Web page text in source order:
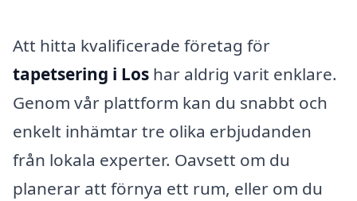
Att hitta kvalificerade företag för
tapetsering i Los har aldrig varit enklare.
Genom vår plattform kan du snabbt och
enkelt inhämtar tre olika erbjudanden
från lokala experter. Oavsett om du
planerar att förnya ett rum, eller om du